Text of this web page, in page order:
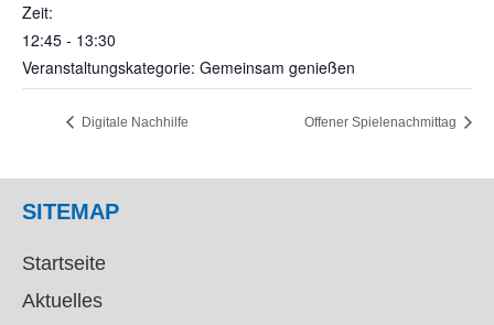
Zeit:
12:45 - 13:30
Veranstaltungskategorie: Gemeinsam genießen
Digitale Nachhilfe Offener Spielenachmittag
SITEMAP
Startseite
Aktuelles